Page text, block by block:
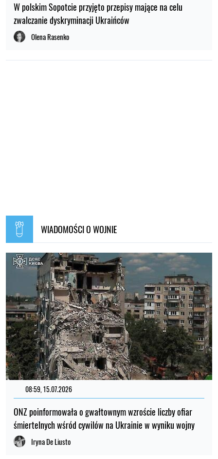
W polskim Sopotcie przyjęto przepisy mające na celu
zwalczanie dyskryminacji Ukraińców
Olena Rasenko
WIADOMOŚCI O WOJNIE
08:59, 15.07.2026
ONZ poinformowała o gwałtownym wzroście liczby ofiar
śmiertelnych wśród cywilów na Ukrainie w wyniku wojny
Iryna De Liusto